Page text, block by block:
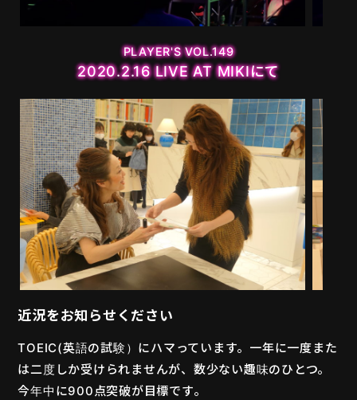
PLAYER'S VOL.149
2020.2.16 LIVE AT MIKIにて
近況をお知らせください
TOEIC(英語の試験）にハマっています。一年に一度また
は二度しか受けられませんが、数少ない趣味のひとつ。
今年中に900点突破が目標です。